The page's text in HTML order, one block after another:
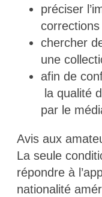
préciser
corrections
chercher
une
afin de
la qualité
par le
Avis aux
La seule
répondre à
nationalité